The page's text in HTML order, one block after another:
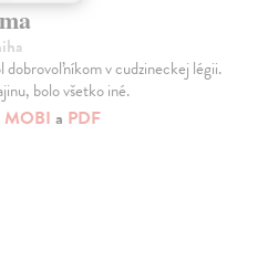
v cudzineckej légii.
bolo všetko iné.
MOBI a PDF